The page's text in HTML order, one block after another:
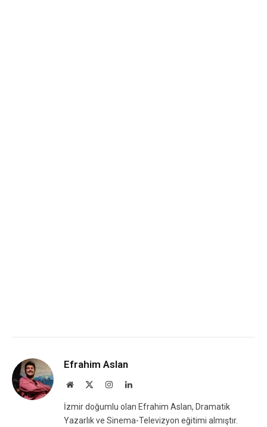
Efrahim Aslan
Website InstagramLinkedIn
İzmir doğumlu olan Efrahim Aslan, Dramatik
Yazarlık ve Sinema-Televizyon eğitimi almıştır.